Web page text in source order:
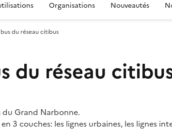
Organisations Nouveautés
du réseau citibus
du réseau
du Grand Narbonne.
3 couches: les lignes urbaines, les lignes